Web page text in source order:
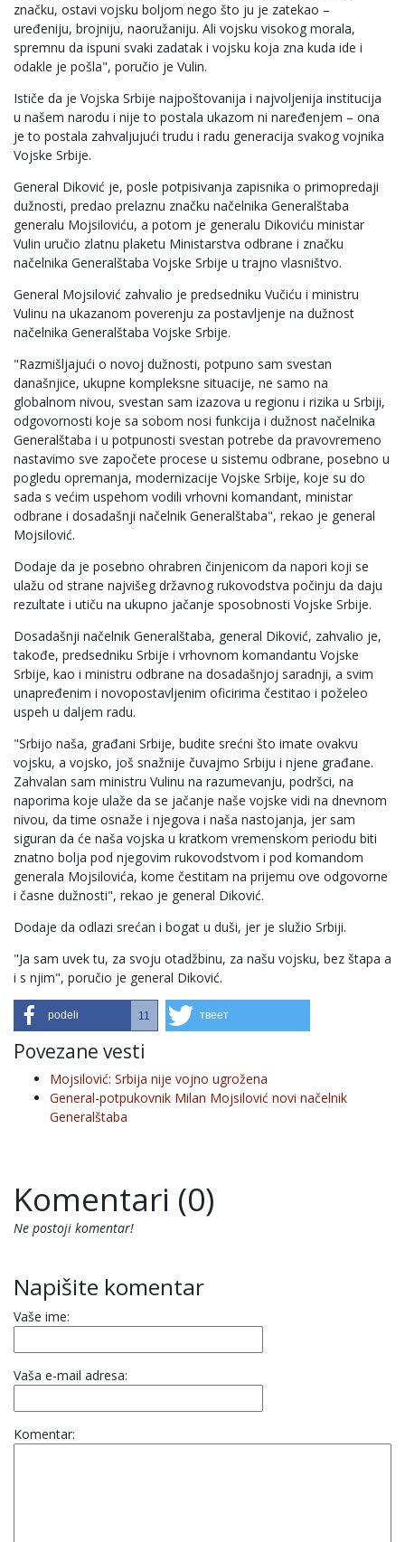
značku, ostavi vojsku boljom nego što ju je zatekao –
uređeniju, brojniju, naoružaniju. Ali vojsku visokog morala,
spremnu da ispuni svaki zadatak i vojsku koja zna kuda ide i
odakle je pošla", poručio je Vulin.
Ističe da je Vojska Srbije najpoštovanija i najvoljenija institucija
u našem narodu i nije to postala ukazom ni naređenjem – ona
je to postala zahvaljujući trudu i radu generacija svakog vojnika
Vojske Srbije.
General Diković je, posle potpisivanja zapisnika o primopredaji
dužnosti, predao prelaznu značku načelnika Generalštaba
generalu Mojsiloviću, a potom je generalu Dikoviću ministar
Vulin uručio zlatnu plaketu Ministarstva odbrane i značku
načelnika Generalštaba Vojske Srbije u trajno vlasništvo.
General Mojsilović zahvalio je predsedniku Vučiću i ministru
Vulinu na ukazanom poverenju za postavljenje na dužnost
načelnika Generalštaba Vojske Srbije.
"Razmišljajući o novoj dužnosti, potpuno sam svestan
današnjice, ukupne kompleksne situacije, ne samo na
globalnom nivou, svestan sam izazova u regionu i rizika u Srbiji,
odgovornosti koje sa sobom nosi funkcija i dužnost načelnika
Generalštaba i u potpunosti svestan potrebe da pravovremeno
nastavimo sve započete procese u sistemu odbrane, posebno u
pogledu opremanja, modernizacije Vojske Srbije, koje su do
sada s većim uspehom vodili vrhovni komandant, ministar
odbrane i dosadašnji načelnik Generalštaba", rekao je general
Mojsilović.
Dodaje da je posebno ohrabren činjenicom da napori koji se
ulažu od strane najvišeg državnog rukovodstva počinju da daju
rezultate i utiču na ukupno jačanje sposobnosti Vojske Srbije.
Dosadašnji načelnik Generalštaba, general Diković, zahvalio je,
takođe, predsedniku Srbije i vrhovnom komandantu Vojske
Srbije, kao i ministru odbrane na dosadašnjoj saradnji, a svim
unapređenim i novopostavljenim oficirima čestitao i poželeo
uspeh u daljem radu.
"Srbijo naša, građani Srbije, budite srećni što imate ovakvu
vojsku, a vojsko, još snažnije čuvajmo Srbiju i njene građane.
Zahvalan sam ministru Vulinu na razumevanju, podršci, na
naporima koje ulaže da se jačanje naše vojske vidi na dnevnom
nivou, da time osnaže i njegova i naša nastojanja, jer sam
siguran da će naša vojska u kratkom vremenskom periodu biti
znatno bolja pod njegovim rukovodstvom i pod komandom
generala Mojsilovića, kome čestitam na prijemu ove odgovorne
i časne dužnosti", rekao je general Diković.
Dodaje da odlazi srećan i bogat u duši, jer je služio Srbiji.
"Ja sam uvek tu, za svoju otadžbinu, za našu vojsku, bez štapa a
i s njim", poručio je general Diković.
podeli 11 твеет
Povezane vesti
Mojsilović: Srbija nije vojno ugrožena
General-potpukovnik Milan Mojsilović novi načelnik
Generalštaba
Komentari (0)
Ne postoji komentar!
Napišite komentar
Vaše ime:
Vaša e-mail adresa:
Komentar: